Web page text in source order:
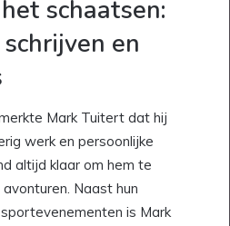
schaatsen:
en
Mark Tuitert dat hij
werk en persoonlijke
altijd klaar om hem te
Naast hun
is Mark